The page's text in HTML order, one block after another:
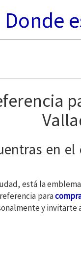
Donde
en
está la
para
y invitarte